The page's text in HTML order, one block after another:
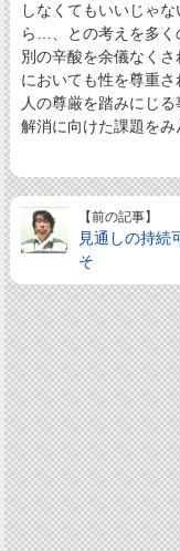
しなくてもいいじゃ
ら…、との考えを多く
別の辛酸を余儀なく
においても性を尊重
人の尊厳を踏みにじ
解消に向けた課題をみ
【前の記事】
見通しの持続
そ